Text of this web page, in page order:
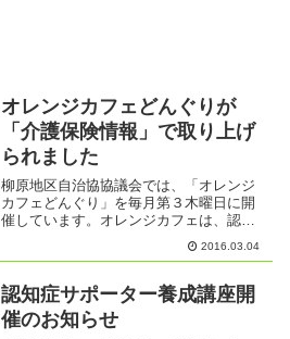
オレンジカフェどんぐりが
「介護保険情報」で取り上げ
られました
柳原地区自治協協議会では、「オレンジ
カフェどんぐり」を毎月第３木曜日に開
催しています。オレンジカフェは、認知
症の方やその家族の方の支援と居場所づ
くりを目的とするものですが、柳原の
をさらにひろげたカフェとし...
2016.03.04
認知症サポーター養成講座開
催のお知らせ